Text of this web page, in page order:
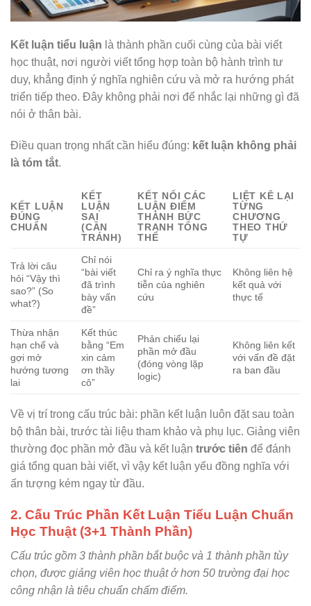
Kết luận tiểu luận là thành phần cuối cùng của bài viết
học thuật, nơi người viết tổng hợp toàn bộ hành trình tư
duy, khẳng định ý nghĩa nghiên cứu và mở ra hướng phát
triển tiếp theo. Đây không phải nơi để nhắc lại những gì đã
nói ở thân bài.
Điều quan trọng nhất cần hiểu đúng: kết luận không phải
là tóm tắt.
KẾT LUẬN
ĐÚNG
CHUẨN
KẾT
LUẬN
SAI
(CẦN
TRÁNH)
KẾT NỐI CÁC
LUẬN ĐIỂM
THÀNH BỨC
TRANH TỔNG
THỂ
LIỆT KÊ LẠI
TỪNG
CHƯƠNG
THEO THỨ
TỰ
Trả lời câu
hỏi “Vậy thì
sao?” (So
what?)
Chỉ nói
“bài viết
đã trình
bày vấn
đề”
Chỉ ra ý nghĩa thực
tiễn của nghiên
cứu
Không liên hệ
kết quả với
thực tế
Thừa nhận
hạn chế và
gợi mở
hướng tương
lai
Kết thúc
bằng “Em
xin cảm
ơn thầy
cô”
Phản chiếu lại
phần mở đầu
(đóng vòng lặp
logic)
Không liên kết
với vấn đề đặt
ra ban đầu
Về vị trí trong cấu trúc bài: phần kết luận luôn đặt sau toàn
bộ thân bài, trước tài liệu tham khảo và phụ lục. Giảng viên
thường đọc phần mở đầu và kết luận trước tiên để đánh
giá tổng quan bài viết, vì vậy kết luận yếu đồng nghĩa với
ấn tượng kém ngay từ đầu.
2. Cấu Trúc Phần Kết Luận Tiểu Luận Chuẩn
Học Thuật (3+1 Thành Phần)
Cấu trúc gồm 3 thành phần bắt buộc và 1 thành phần tùy
chọn, được giảng viên học thuật ở hơn 50 trường đại học
công nhận là tiêu chuẩn chấm điểm.